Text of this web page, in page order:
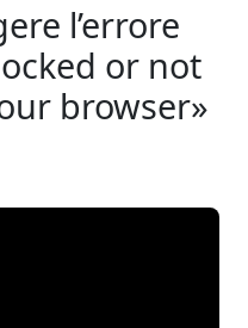
l’errore
or not
browser»